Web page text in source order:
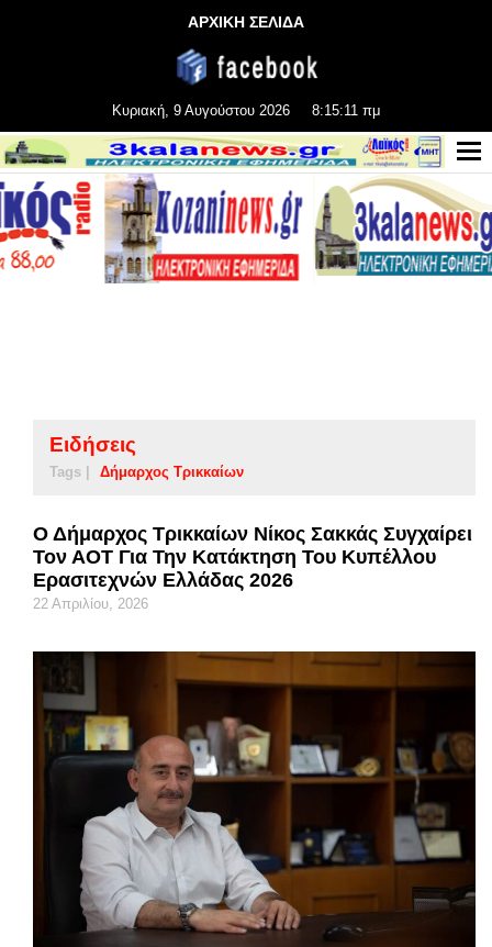
ΑΡΧΙΚΗ ΣΕΛΙΔΑ
Κυριακή, 9 Αυγούστου 2026 8:15:12 πμ
Ειδήσεις
Tags | Δήμαρχος Τρικκαίων
Ο Δήμαρχος Τρικκαίων Νίκος Σακκάς Συγχαίρει
Τον ΑΟΤ Για Την Κατάκτηση Του Κυπέλλου
Ερασιτεχνών Ελλάδας 2026
22 Απριλίου, 2026